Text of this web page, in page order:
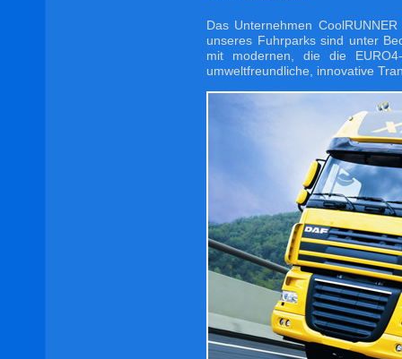
Das Unternehmen
unseres Fuhrparks sind unter
mit modernen, die die
umweltfreundliche, innovative